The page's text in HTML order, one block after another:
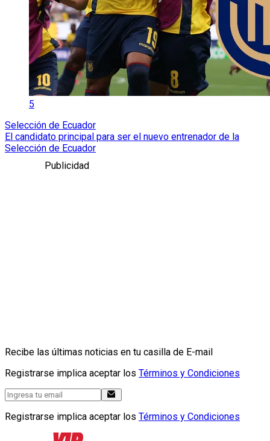
5
Selección de Ecuador
El candidato principal para ser el nuevo entrenador de la
Selección de Ecuador
Publicidad
Recibe las últimas noticias en tu casilla de E-mail
Registrarse implica aceptar los Términos y Condiciones
Registrarse implica aceptar los Términos y Condiciones